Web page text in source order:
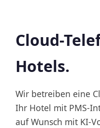
Cloud-
Hotels.
Wir betreiben eine
Ihr Hotel mit PMS-
auf Wunsch mit KI-